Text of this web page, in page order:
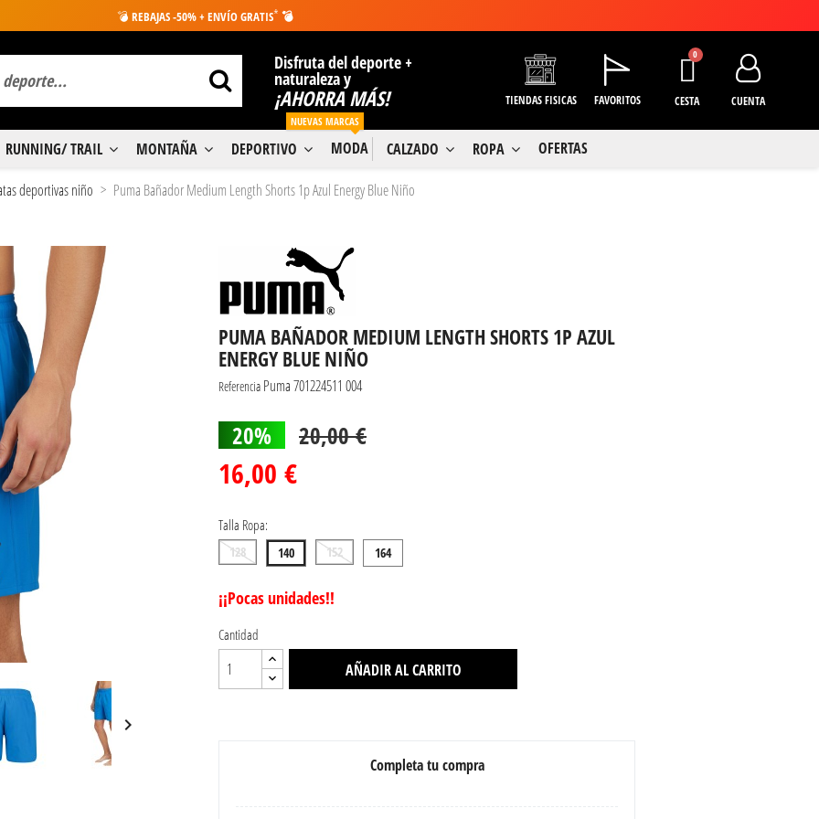
💣 REBAJAS -50% + ENVÍO GRATIS* 💣
Disfruta del deporte +
naturaleza y
¡AHORRA MÁS! TIENDAS FISICAS FAVORITOS CESTA CUENTA
RUNNING/ TRAIL MONTAÑA DEPORTIVO MODA
NUEVAS MARCAS
CALZADO ROPA OFERTAS
deportivas niño Puma Bañador Medium Length Shorts 1p Azul Energy Blue Niño

PUMA BAÑADOR MEDIUM LENGTH SHORTS 1P AZUL
ENERGY BLUE NIÑO
Referencia Puma 701224511 004
20% 20,00 €
16,00 €
Talla Ropa:
128 140 152 164
¡¡Pocas unidades!!
Cantidad
AÑADIR AL CARRITO
Completa tu compra